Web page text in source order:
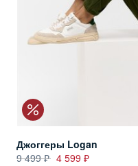
Джоггеры Logan
9 499
4 599